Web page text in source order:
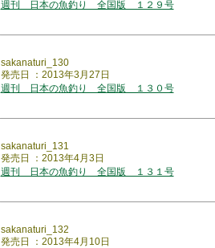
週刊 日本の魚釣り 全国版 １２９号
sakanaturi_130
発売日 ：2013年3月27日
週刊 日本の魚釣り 全国版 １３０号
sakanaturi_131
発売日 ：2013年4月3日
週刊 日本の魚釣り 全国版 １３１号
sakanaturi_132
発売日 ：2013年4月10日